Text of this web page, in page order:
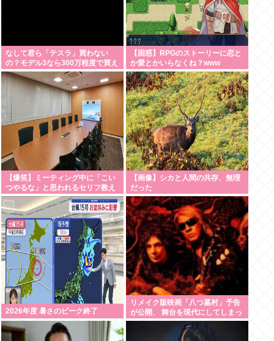
なして君ら「テスラ」買わない
の？モデル3なら300万程度で買え
る.コスパ最強車がここにあるのに
【困惑】RPGのストーリーに恋と
か愛とかいらなくね？www
【爆笑】ミーティング中に「こい
つやるな」と思われるセリフ教え
てください！www
【画像】シカと人間の共存、無理
だった
2026年度 暑さのピーク終了
リメイク版映画「八つ墓村」予告
が公開、 舞台を現代にしてしまっ
てかなりダメダ 監督は清水崇